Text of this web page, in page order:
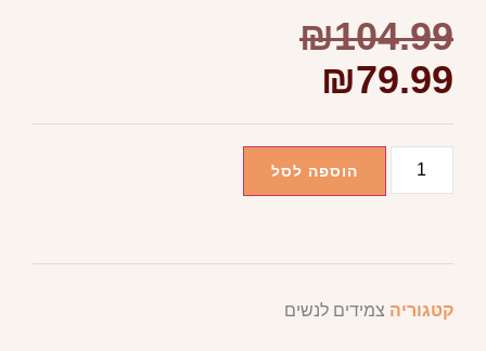
₪104.99
₪79.99
הוספה לסל
קטגוריה צמידים לנשים